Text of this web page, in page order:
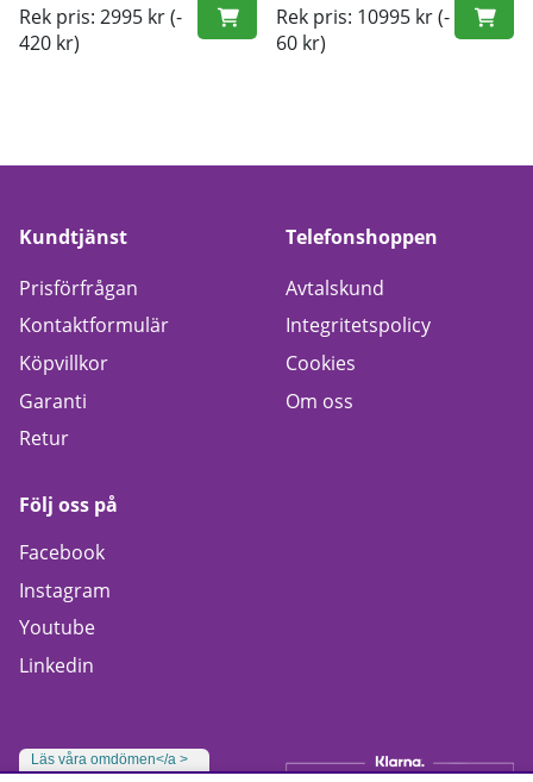
Rek pris: 2995 kr(-
420 kr)
Rek pris: 10995 kr(-
60 kr)
Kundtjänst
Prisförfrågan
Kontaktformulär
Köpvillkor
Garanti
Retur
Telefonshoppen
Avtalskund
Integritetspolicy
Cookies
Om oss
Följ oss på
Facebook
Instagram
Youtube
Linkedin
Läs våra omdömen</a >